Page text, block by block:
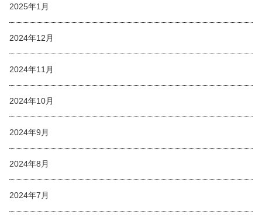
2025年1月
2024年12月
2024年11月
2024年10月
2024年9月
2024年8月
2024年7月